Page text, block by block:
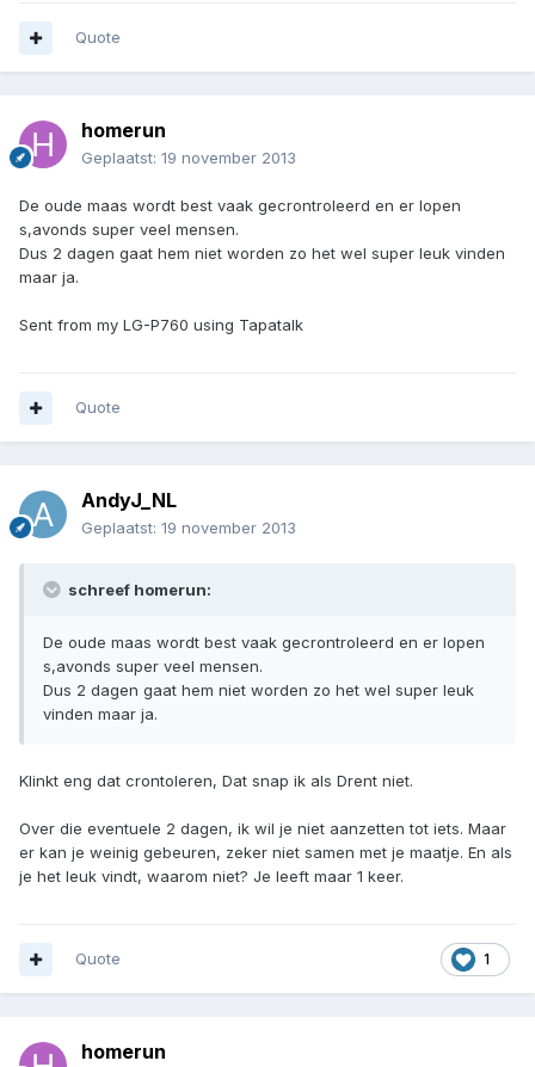
Quote
homerun
Geplaatst: 19 november 2013
De oude maas wordt best vaak gecrontroleerd en er lopen
s,avonds super veel mensen.
Dus 2 dagen gaat hem niet worden zo het wel super leuk vinden
maar ja.
Sent from my LG-P760 using Tapatalk
Quote
AndyJ_NL
Geplaatst: 19 november 2013
schreef homerun:
De oude maas wordt best vaak gecrontroleerd en er lopen
s,avonds super veel mensen.
Dus 2 dagen gaat hem niet worden zo het wel super leuk
vinden maar ja.
Klinkt eng dat crontoleren, Dat snap ik als Drent niet.
Over die eventuele 2 dagen, ik wil je niet aanzetten tot iets. Maar
er kan je weinig gebeuren, zeker niet samen met je maatje. En als
je het leuk vindt, waarom niet? Je leeft maar 1 keer.
1
Quote
homerun